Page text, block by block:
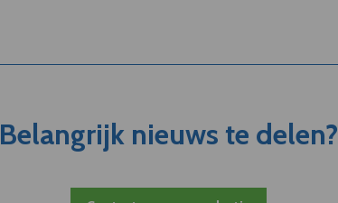
Belangrijk nieuws te delen?